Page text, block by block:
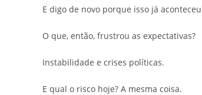
E digo de novo porque isso já
O que, então, frustrou as expectativas?
Instabilidade e crises políticas.
E qual o risco hoje? A mesma coisa.